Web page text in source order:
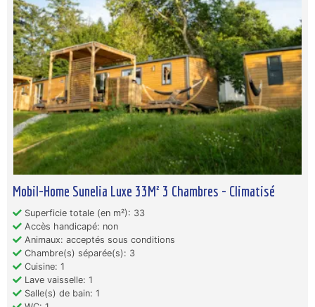
Mobil-Home Sunelia Luxe 33M² 3 Chambres - Climatisé
Superficie totale (en m²): 33
Accès handicapé: non
Animaux: acceptés sous conditions
Chambre(s) séparée(s): 3
Cuisine: 1
Lave vaisselle: 1
Salle(s) de bain: 1